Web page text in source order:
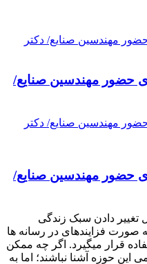
حضور مهندسین صنایع/
حضور مهندسین صنایع/
تغییر دادن سبک زندگی
صورت فزاینده­ای در رسانه­ ها
قرار می­گیرد. اگر چه ممکن
این حوزه آشنا نباشند؛ اما به